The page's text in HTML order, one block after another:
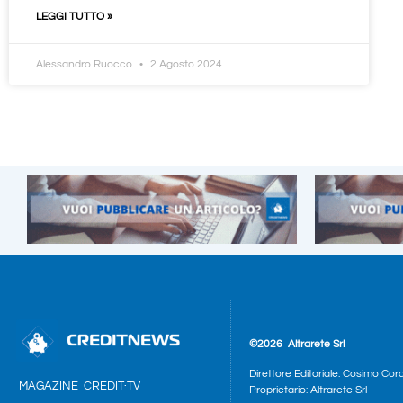
LEGGI TUTTO »
Alessandro Ruocco 2 Agosto 2024
MAGAZINE CREDIT·TV
©2026 Altrarete Srl
Direttore Editoriale: Cosimo
Proprietario: Altrarete Srl